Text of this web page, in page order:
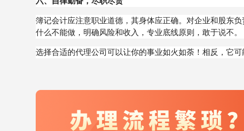
簿记会计应注意职业道德，其身体应正确。对企业和股东
什么不能做，明确风险和收入，专业底线原则，敢于说不。
选择合适的代理公司可以让你的事业如火如荼！相反，它可